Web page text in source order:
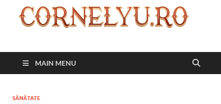
ta mai
MAIN MENU
SĂNĂTATE